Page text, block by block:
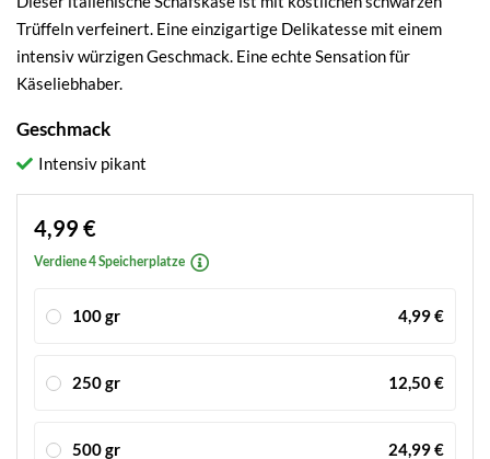
Trüffeln verfeinert. Eine einzigartige Delikatesse mit einem
intensiv würzigen Geschmack. Eine echte Sensation für
Käseliebhaber.
Geschmack
Intensiv pikant
4,99 €
Verdiene 4 Speicherplatze
100 gr 4,99 €
250 gr 12,50 €
500 gr 24,99 €